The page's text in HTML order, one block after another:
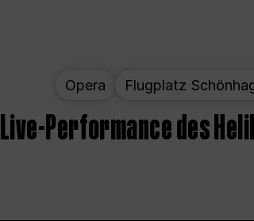
Opera Flugplatz
Live-Performance des